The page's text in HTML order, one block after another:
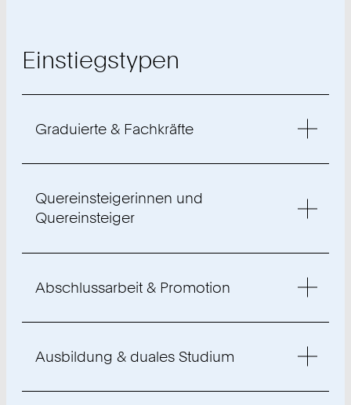
Einstiegstypen
Graduierte & Fachkräfte
Quereinsteigerinnen und
Quereinsteiger
Abschlussarbeit & Promotion
Ausbildung & duales Studium